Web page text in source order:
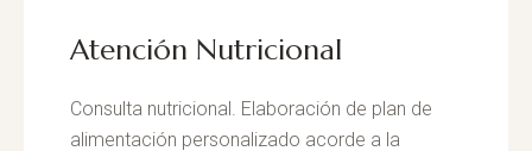
Atención Nutricional
Consulta nutricional. Elaboración de plan de
alimentación personalizado acorde a la